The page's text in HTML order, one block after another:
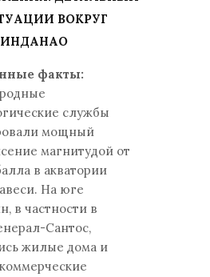
ВОКРУГ
факты:
службы
мощный
магнитудой от
в акватории
На юге
в частности в
Сантос,
жилые дома и